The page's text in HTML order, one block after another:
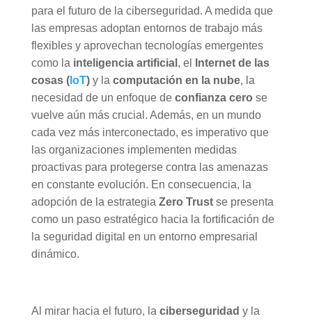
para el futuro de la ciberseguridad. A medida que
las empresas adoptan entornos de trabajo más
flexibles y aprovechan tecnologías emergentes
como la inteligencia artificial , el
Internet de las
cosas (IoT)y la computación en la nube, la
necesidad de un enfoque de confianza cero se
vuelve aún más crucial. Además, en un mundo
cada vez más interconectado, es imperativo que
las organizaciones implementen medidas
proactivas para protegerse contra las amenazas
en constante evolución. En consecuencia, la
adopción de la estrategia Zero Trustse presenta
como un paso estratégico hacia la fortificación de
la seguridad digital en un entorno empresarial
dinámico.
Al mirar hacia el futuro, la ciberseguridad y la